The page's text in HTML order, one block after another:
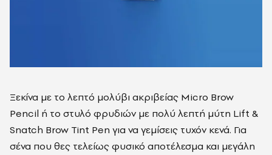
Ξεκίνα με το λεπτό μολύβι ακριβείας Micro Brow
Pencil ή το στυλό φρυδιών με πολύ λεπτή μύτη Lift &
Snatch Brow Tint Pen για να γεμίσεις τυχόν κενά. Για
σένα που θες τελείως φυσικό αποτέλεσμα και μεγάλη